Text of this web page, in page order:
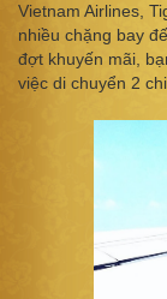
Vietnam Airlines,
nhiều chặng bay
đợt khuyến mãi,
việc di chuyển 2